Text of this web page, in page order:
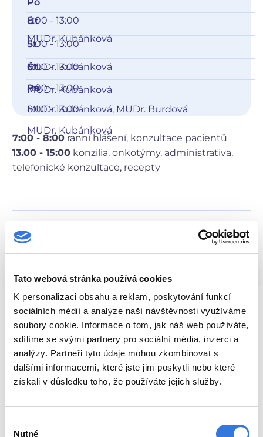
Tato webová stránka používá cookies
K personalizaci obsahu a reklam, poskytování funkcí
sociálních médií a analýze naší návštěvnosti využíváme
soubory cookie. Informace o tom, jak náš web používáte,
sdílíme se svými partnery pro sociální média, inzerci a
analýzy. Partneři tyto údaje mohou zkombinovat s
dalšími informacemi, které jste jim poskytli nebo které
získali v důsledku toho, že používáte jejich služby.
Nutné
8:00 - 13:00
MUDr. Kubánková
Út
8:00 - 13:00
MUDr. Kubánková
St
8:00 - 13:00
MUDr. Kubánková
Čt
8:00 - 13:00
MUDr. Kubánková, MUDr. Burdová
Pá
8:00 - 13:00
MUDr. Kubánková
7:00 - 8:00 ranní hlášení, konzultace pacientů
13.00 - 15:00 konzilia, onkotýmy, administrativa,
telefonické konzultace, recepty
Recenze pacientů
M. H. duben 2026
Dobrý den, chtěla bych moc poděkovat sanitáři,
který byl se mnou na operačním sále při mém
zákroku dne 17. 4. 2026 v čase cca 10.30- 11h.
Bohužel si nepamatuji jeho jméno, i když se mi